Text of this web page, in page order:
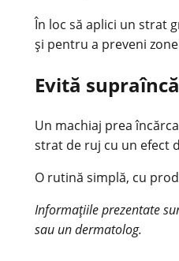
În loc să aplici un strat
și pentru a preveni
Evită
Un machiaj prea
strat de ruj cu un efect
O rutină simplă, cu
Informațiile prezentate
sau un dermatolog.